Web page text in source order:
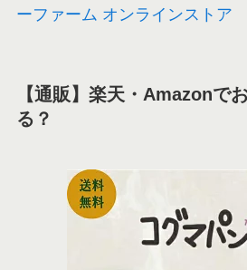
ーファーム オンラインストア
【通販】楽天・Amazonで
る？